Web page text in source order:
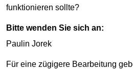
funktionieren sollte?
Bitte wenden Sie sich an:
Paulin Jorek
Für eine zügigere Bearbeitung